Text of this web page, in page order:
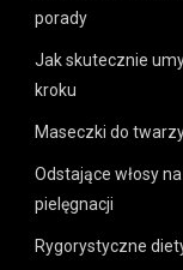
porady
Jak skutecznie
kroku
Maseczki do
Odstające włosy
pielęgnacji
Rygorystyczne